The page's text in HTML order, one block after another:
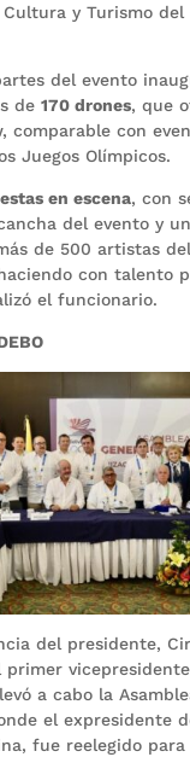
y Turismo del
del evento
de 170 drones, que
comparable con
Juegos Olímpicos.
en escena, con
del evento y
de 500 artistas
con talento
el funcionario.
del presidente,
primer
a cabo la
el expresidente
fue reelegido